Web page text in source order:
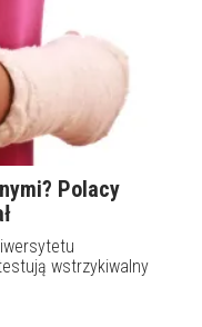
Polacy
wstrzykiwalny